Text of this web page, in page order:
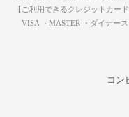
【ご利用できるクレジットカード
VISA ・MASTER ・ダイナース
コン